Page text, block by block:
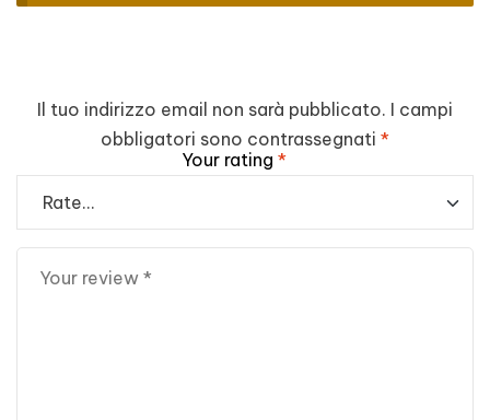
Il tuo indirizzo email non sarà pubblicato. I campi
obbligatori sono contrassegnati *
Your rating *